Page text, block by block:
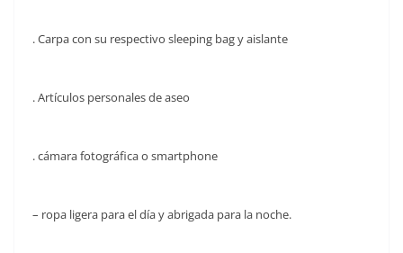
. Carpa con su respectivo sleeping bag y aislante
. Artículos personales de aseo
. cámara fotográfica o smartphone
– ropa ligera para el día y abrigada para la noche.